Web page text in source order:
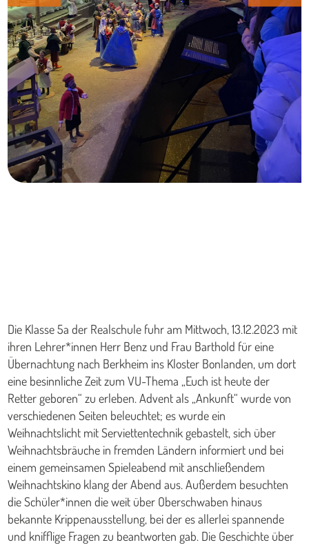
Die Klasse 5a der Realschule fuhr am Mittwoch, 13.12.2023 mit
ihren Lehrer*innen Herr Benz und Frau Barthold für eine
Übernachtung nach Berkheim ins Kloster Bonlanden, um dort
eine besinnliche Zeit zum VU-Thema „Euch ist heute der
Retter geboren“ zu erleben. Advent als „Ankunft“ wurde von
verschiedenen Seiten beleuchtet; es wurde ein
Weihnachtslicht mit Serviettentechnik gebastelt, sich über
Weihnachtsbräuche in fremden Ländern informiert und bei
einem gemeinsamen Spieleabend mit anschließendem
Weihnachtskino klang der Abend aus. Außerdem besuchten
die Schüler*innen die weit über Oberschwaben hinaus
bekannte Krippenausstellung, bei der es allerlei spannende
und knifflige Fragen zu beantworten gab. Die Geschichte über